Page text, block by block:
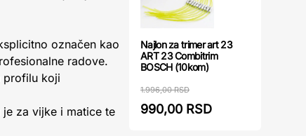
označen kao
radove.
profilu koji
je za vijke i matice te
Najlon za trimer art 23
ART 23 Combitrim
BOSCH (10kom)
1.996,00 RSD
990,00 RSD